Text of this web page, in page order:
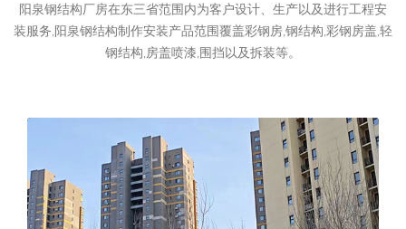
阳泉钢结构厂房在东三省范围内为客户设计、生产以及进行工程安
装服务,阳泉钢结构制作安装产品范围覆盖彩钢房,钢结构,彩钢房盖,轻
钢结构,房盖喷漆,围挡以及拆装等。